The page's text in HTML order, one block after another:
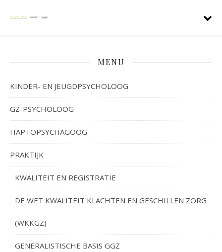
MENU
KINDER- EN JEUGDPSYCHOLOOG
GZ-PSYCHOLOOG
HAPTOPSYCHAGOOG
PRAKTIJK
KWALITEIT EN REGISTRATIE
DE WET KWALITEIT KLACHTEN EN GESCHILLEN ZORG
(WKKGZ)
GENERALISTISCHE BASIS GGZ